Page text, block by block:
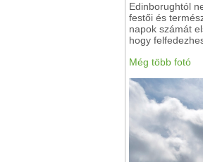
Edinborughtól
festői és
napok számát
hogy
Még több fotó